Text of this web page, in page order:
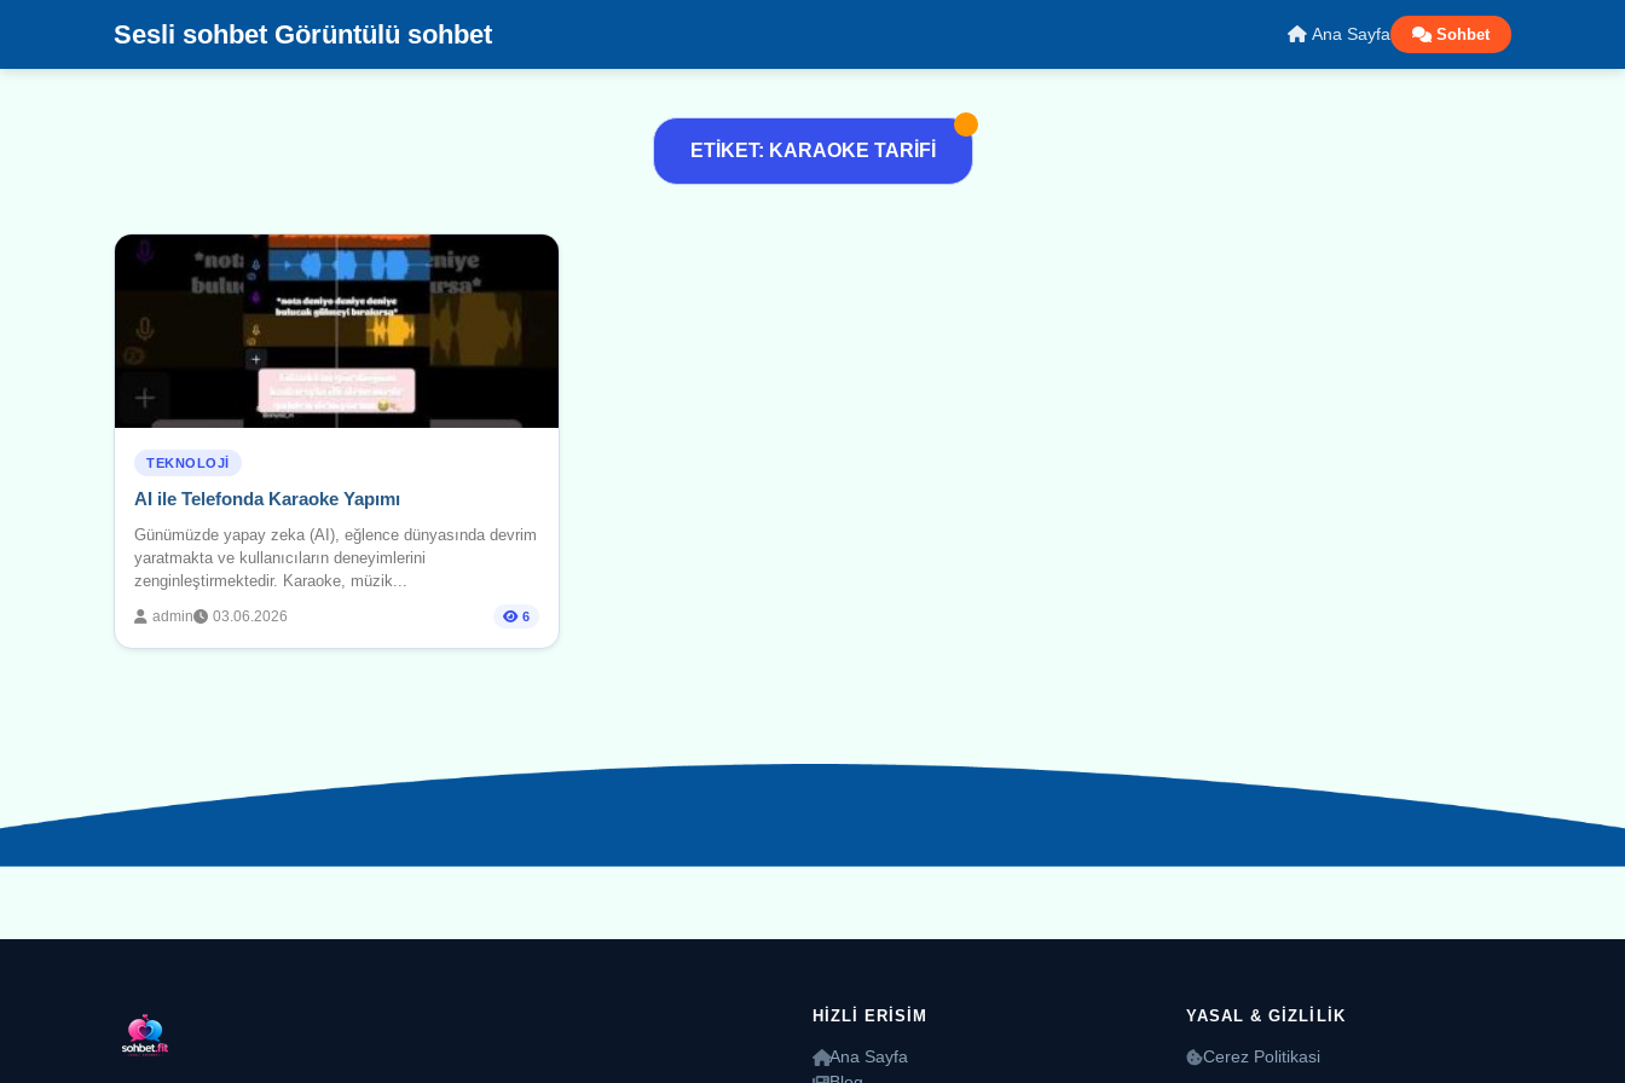
Sesli sohbet Görüntülü sohbet Ana Sayfa Sohbet
ETIKET: KARAOKE TARIFI
TEKNOLOJI
AI ile Telefonda Karaoke Yapımı
Günümüzde yapay zeka (AI), eğlence dünyasında devrim
yaratmakta ve kullanıcıların deneyimlerini
zenginleştirmektedir. Karaoke, müzik...
admin 03.06.2026 6
HIZLI ERISIM
Ana Sayfa
YASAL & GIZLILIK
Cerez Politikasi